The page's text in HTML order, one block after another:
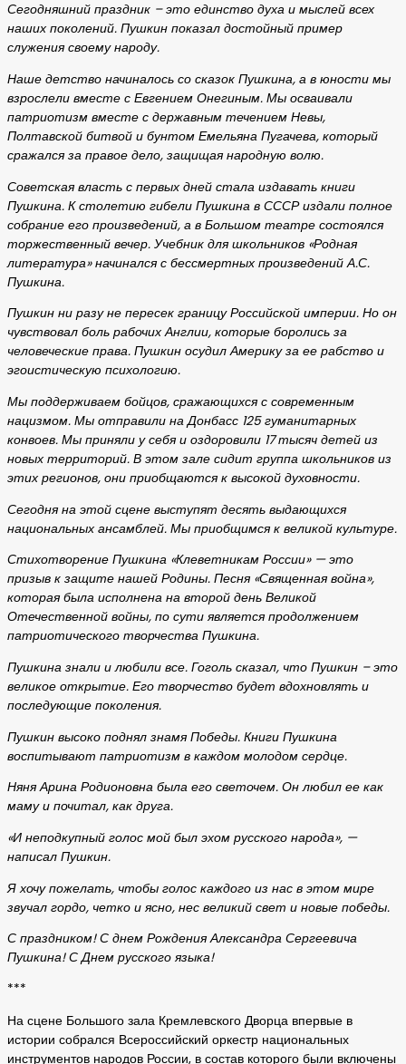
Сегодняшний праздник – это единство духа и мыслей всех
наших поколений. Пушкин показал достойный пример
служения своему народу.
Наше детство начиналось со сказок Пушкина, а в юности мы
взрослели вместе с Евгением Онегиным. Мы осваивали
патриотизм вместе с державным течением Невы,
Полтавской битвой и бунтом Емельяна Пугачева, который
сражался за правое дело, защищая народную волю.
Советская власть с первых дней стала издавать книги
Пушкина. К столетию гибели Пушкина в СССР издали полное
собрание его произведений, а в Большом театре состоялся
торжественный вечер. Учебник для школьников «Родная
литература» начинался с бессмертных произведений А.С.
Пушкина.
Пушкин ни разу не пересек границу Российской империи. Но он
чувствовал боль рабочих Англии, которые боролись за
человеческие права. Пушкин осудил Америку за ее рабство и
эгоистическую психологию.
Мы поддерживаем бойцов, сражающихся с современным
нацизмом. Мы отправили на Донбасс 125 гуманитарных
конвоев. Мы приняли у себя и оздоровили 17 тысяч детей из
новых территорий. В этом зале сидит группа школьников из
этих регионов, они приобщаются к высокой духовности.
Сегодня на этой сцене выступят десять выдающихся
национальных ансамблей. Мы приобщимся к великой культуре.
Стихотворение Пушкина «Клеветникам России» — это
призыв к защите нашей Родины. Песня «Священная война»,
которая была исполнена на второй день Великой
Отечественной войны, по сути является продолжением
патриотического творчества Пушкина.
Пушкина знали и любили все. Гоголь сказал, что Пушкин – это
великое открытие. Его творчество будет вдохновлять и
последующие поколения.
Пушкин высоко поднял знамя Победы. Книги Пушкина
воспитывают патриотизм в каждом молодом сердце.
Няня Арина Родионовна была его светочем. Он любил ее как
маму и почитал, как друга.
«И неподкупный голос мой был эхом русского народа», —
написал Пушкин.
Я хочу пожелать, чтобы голос каждого из нас в этом мире
звучал гордо, четко и ясно, нес великий свет и новые победы.
С праздником! С днем Рождения Александра Сергеевича
Пушкина! С Днем русского языка!
***
На сцене Большого зала Кремлевского Дворца впервые в
истории собрался Всероссийский оркестр национальных
инструментов народов России, в состав которого были включены